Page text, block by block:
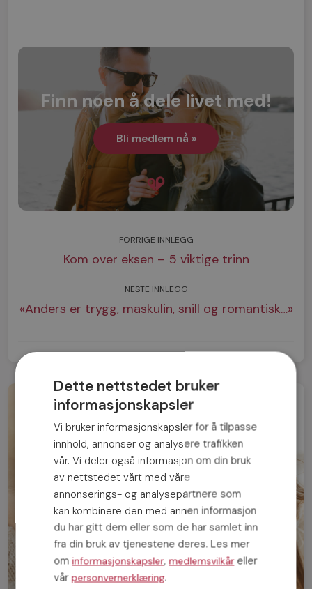
Finn noen å dele livet med!
Bli medlem nå »
FORRIGE INNLEGG
Kom over eksen – 5 viktige trinn
NESTE INNLEGG
«Anders er trygg, maskulin, snill og romantisk…»
Dette nettstedet bruker
informasjonskapsler
Vi bruker informasjonskapsler for å tilpasse
innhold, annonser og analysere trafikken
vår. Vi deler også informasjon om din bruk
av nettstedet vårt med våre
annonserings- og analysepartnere som
kan kombinere den med annen informasjon
du har gitt dem eller som de har samlet inn
fra din bruk av tjenestene deres. Les mer
ominformasjonskapsler,medlemsvilkåreller
vårpersonvernerklæring.